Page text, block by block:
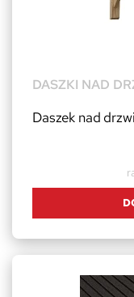
DASZKI NAD
Daszek nad